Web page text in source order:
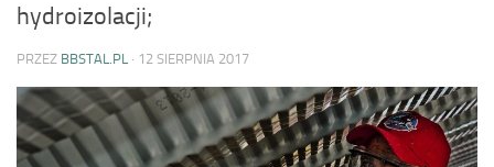
hydroizolacji;
PRZEZ BBSTAL.PL · 12 SIERPNIA 2017